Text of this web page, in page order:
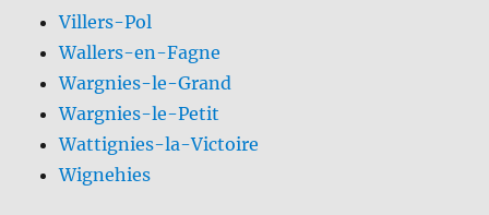
Villers-Pol
Wallers-en-Fagne
Wargnies-le-Grand
Wargnies-le-Petit
Wattignies-la-Victoire
Wignehies